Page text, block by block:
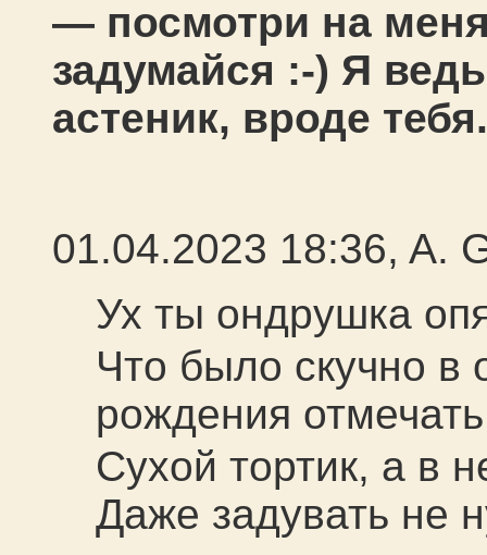
— посмотри на
задумайся :-) Я
астеник, вроде
01.04.2023 18:36, A.
Ух ты ондрушка
Что было скучно в
рождения отмечать
Сухой тортик, а в
Даже задувать не